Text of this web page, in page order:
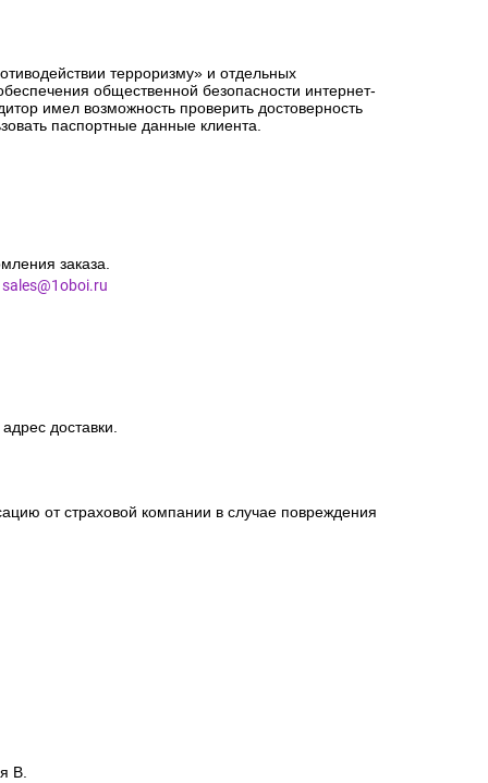
терроризму» и отдельных
общественной безопасности интернет-
имел возможность проверить достоверность
паспортные данные клиента.
заказа.
sales@1oboi.ru
доставки.
от страховой компании в случае повреждения
В.